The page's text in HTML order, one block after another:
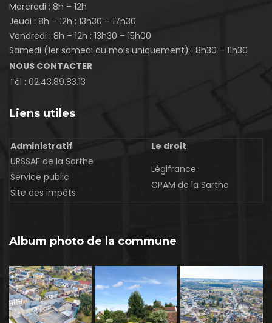
Mercredi : 8h – 12h
Jeudi : 8h – 12h ; 13h30 – 17h30
Vendredi : 8h – 12h ; 13h30 – 15h00
Samedi (1er samedi du mois uniquement) : 8h30 – 11h30
NOUS CONTACTER
Tél : 02.43.89.83.13
Liens utiles
Administratif
Le droit
URSSAF de la Sarthe
Service public
Site des impôts
Légifrance
CPAM de la Sarthe
Album photo de la commune